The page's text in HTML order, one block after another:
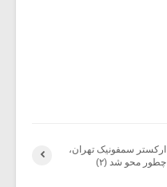
ارکستر سمفونیک تهران،
چطور محو شد (۲)